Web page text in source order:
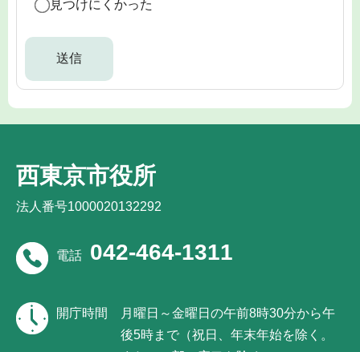
見つけにくかった
西東京市役所
法人番号1000020132292
電話 042-464-1311
開庁時間
月曜日～金曜日の午前8時30分から午
後5時まで（祝日、年末年始を除く。